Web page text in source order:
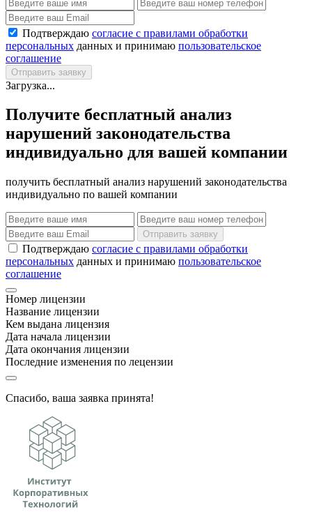
Подтверждаю согласие с правилами обработки
персональных данных и принимаю пользовательское
соглашение
Отправить заявку
Загрузка...
Получите бесплатный анализ
нарушений законодательства
индивидуально для вашей компании
получить бесплатный анализ нарушений законодательства
индивидуально по вашей компании
Отправить заявку
Подтверждаю согласие с правилами обработки
персональных данных и принимаю пользовательское
соглашение
Номер лицензии
Название лицензии
Кем выдана лицензия
Дата начала лицензии
Дата окончания лицензии
Последние изменения по лецензии
Спасибо, ваша заявка принята!